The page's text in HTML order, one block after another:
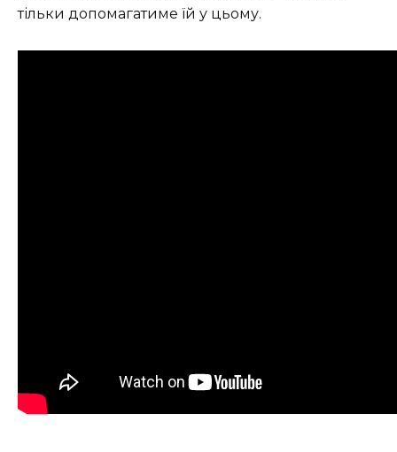
тільки допомагатиме їй у цьому.